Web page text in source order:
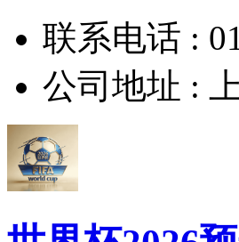
联系电话 :
公司地址 :